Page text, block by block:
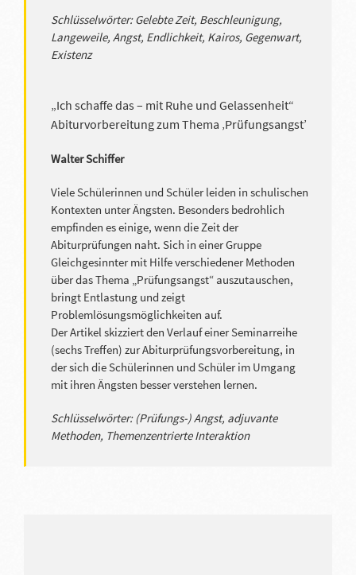
Schlüsselwörter: Gelebte Zeit, Beschleunigung,
Langeweile, Angst, Endlichkeit, Kairos, Gegenwart,
Existenz
„Ich schaffe das – mit Ruhe und Gelassenheit“
Abiturvorbereitung zum Thema ‚Prüfungsangst’
Walter Schiffer
Viele Schülerinnen und Schüler leiden in schulischen
Kontexten unter Ängsten. Besonders bedrohlich
empfinden es einige, wenn die Zeit der
Abiturprüfungen naht. Sich in einer Gruppe
Gleichgesinnter mit Hilfe verschiedener Methoden
über das Thema „Prüfungsangst“ auszutauschen,
bringt Entlastung und zeigt
Problemlösungsmöglichkeiten auf.
Der Artikel skizziert den Verlauf einer Seminarreihe
(sechs Treffen) zur Abiturprüfungsvorbereitung, in
der sich die Schülerinnen und Schüler im Umgang
mit ihren Ängsten besser verstehen lernen.
Schlüsselwörter: (Prüfungs-) Angst, adjuvante
Methoden, Themenzentrierte Interaktion